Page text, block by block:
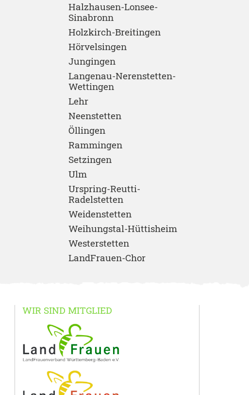
Halzhausen-Lonsee-
Sinabronn
Holzkirch-Breitingen
Hörvelsingen
Jungingen
Langenau-Nerenstetten-
Wettingen
Lehr
Neenstetten
Öllingen
Rammingen
Setzingen
Ulm
Urspring-Reutti-
Radelstetten
Weidenstetten
Weihungstal-Hüttisheim
Westerstetten
LandFrauen-Chor
WIR SIND MITGLIED